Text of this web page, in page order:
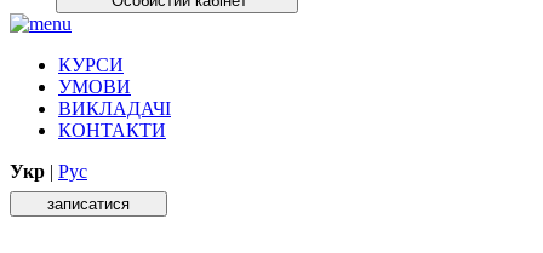
КУРСИ
УМОВИ
ВИКЛАДАЧІ
КОНТАКТИ
Укр | Рус
записатися